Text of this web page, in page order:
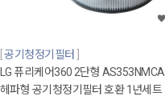
공기청정기필터
LG 퓨리케어360 2단형 AS353NMCA
헤파형 공기청정기필터 호환 1년세트